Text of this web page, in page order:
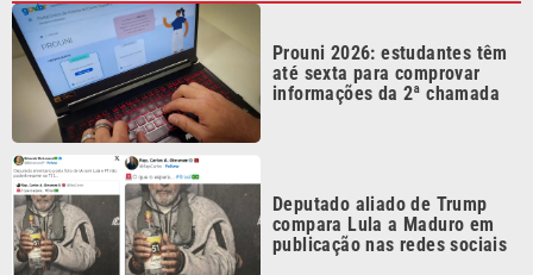
Prouni 2026: estudantes têm
até sexta para comprovar
informações da 2ª chamada
Deputado aliado de Trump
compara Lula a Maduro em
publicação nas redes sociais